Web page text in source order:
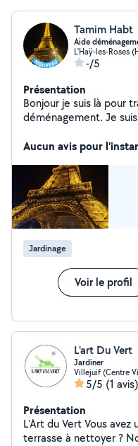
Tamim Habt
Aide
L'Haÿ-les-Roses
-/5
Présentation
Bonjour je suis là pour
Aucun avis pour
Jardinage
Voir le profil
L'art Du Vert
Jardiner
Villejuif (Centre
5/5 (1 avis)
Présentation
L'Art du Vert Vous avez un jardin à entretenir, une
terrasse à nettoyer ?